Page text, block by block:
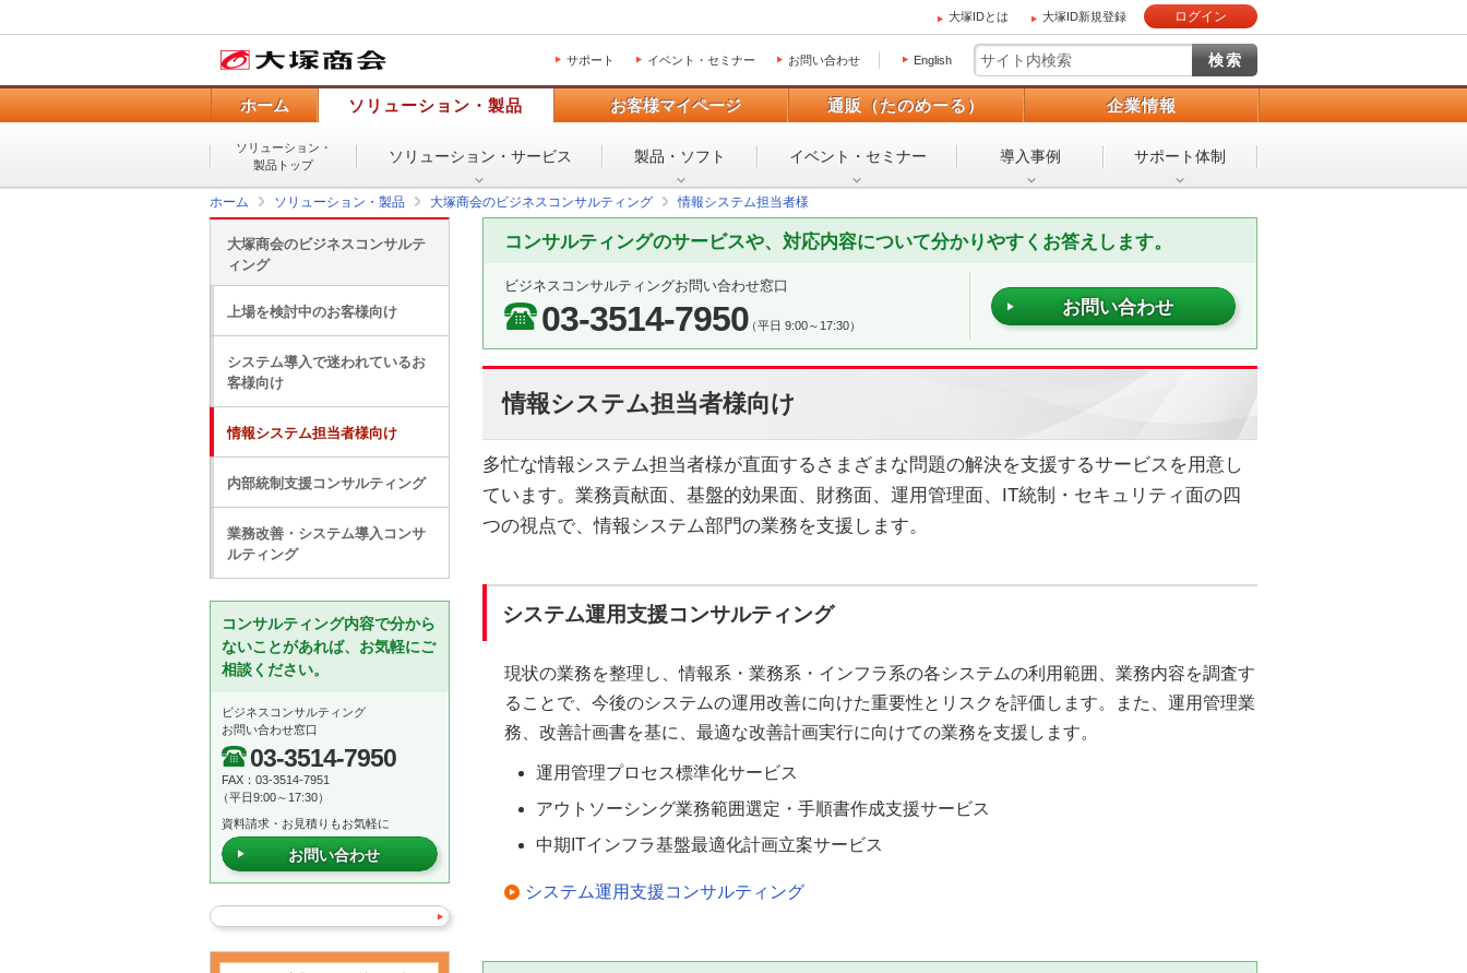
大塚IDとは 大塚ID新規登録 ログイン
サポート イベント・セミナー お問い合わせ English
ホーム ソリューション・製品 お客様マイページ 通販（たのめーる） 企業情報
ソリューション・
製品トップ
ソリューション・ サービス 製品・ソフト イベント・ セミナー 導入事例 サポート体制
ホーム ソリューション・製品 大塚商会のビジネスコンサルティング 情報システム担当者様
コンサルティングのサービスや、対応内容について分かりやすくお答えします。
ビジネスコンサルティングお問い合わせ窓口
03-3514-7950（平日 9:00～17:30）
お問い合わせ
情報システム担当者様向け
多忙な情報システム担当者様が直面するさまざまな問題の解決を支援するサービスを用意し
ています。業務貢献面、基盤的効果面、財務面、運用管理面、IT統制・セキュリティ面の四
つの視点で、情報システム部門の業務を支援します。
システム運用支援コンサルティング
現状の業務を整理し、情報系・業務系・インフラ系の各システムの利用範囲、業務内容を調査す
ることで、今後のシステムの運用改善に向けた重要性とリスクを評価します。また、運用管理業
務、改善計画書を基に、最適な改善計画実行に向けての業務を支援します。
運用管理プロセス標準化サービス
アウトソーシング業務範囲選定・手順書作成支援サービス
中期ITインフラ基盤最適化計画立案サービス
システム運用支援コンサルティング
大塚商会のビジネスコンサルテ
ィング
上場を検討中のお客様向け
システム導入で迷われているお
客様向け
情報システム担当者様向け
内部統制支援コンサルティング
業務改善・システム導入コンサ
ルティング
コンサルティング内容で分から
ないことがあれば、お気軽にご
相談ください。
ビジネスコンサルティング
お問い合わせ窓口
03-3514-7950
FAX：03-3514-7951
（平日9:00～17:30）
資料請求・お見積りもお気軽に
お問い合わせ